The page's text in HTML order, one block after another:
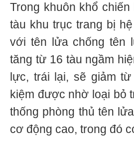
Trong khuôn khổ
tàu khu trục trang bị
với tên lửa chống tên
tăng từ 16 tàu ngầm
lực, trái lại, sẽ giảm
kiệm được nhờ loại bỏ
thống phòng thủ tên
cơ động cao, trong đó